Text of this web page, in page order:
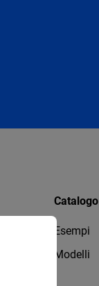
Catalogo
Esempi
Modelli